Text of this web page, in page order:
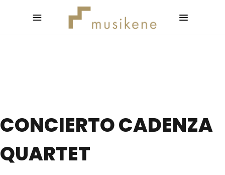
CONCIERTO CADENZA
QUARTET